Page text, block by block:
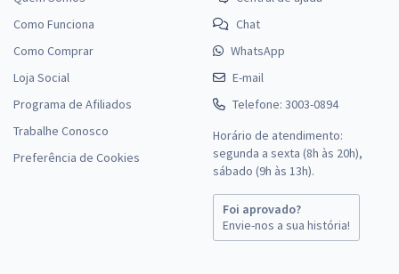
Como Funciona
Como Comprar
Loja Social
Programa de Afiliados
Trabalhe Conosco
Preferência de Cookies
Chat
WhatsApp
E-mail
Telefone: 3003-0894
Horário de atendimento:
segunda a sexta (8h às 20h),
sábado (9h às 13h).
Foi aprovado?
Envie-nos a sua história!